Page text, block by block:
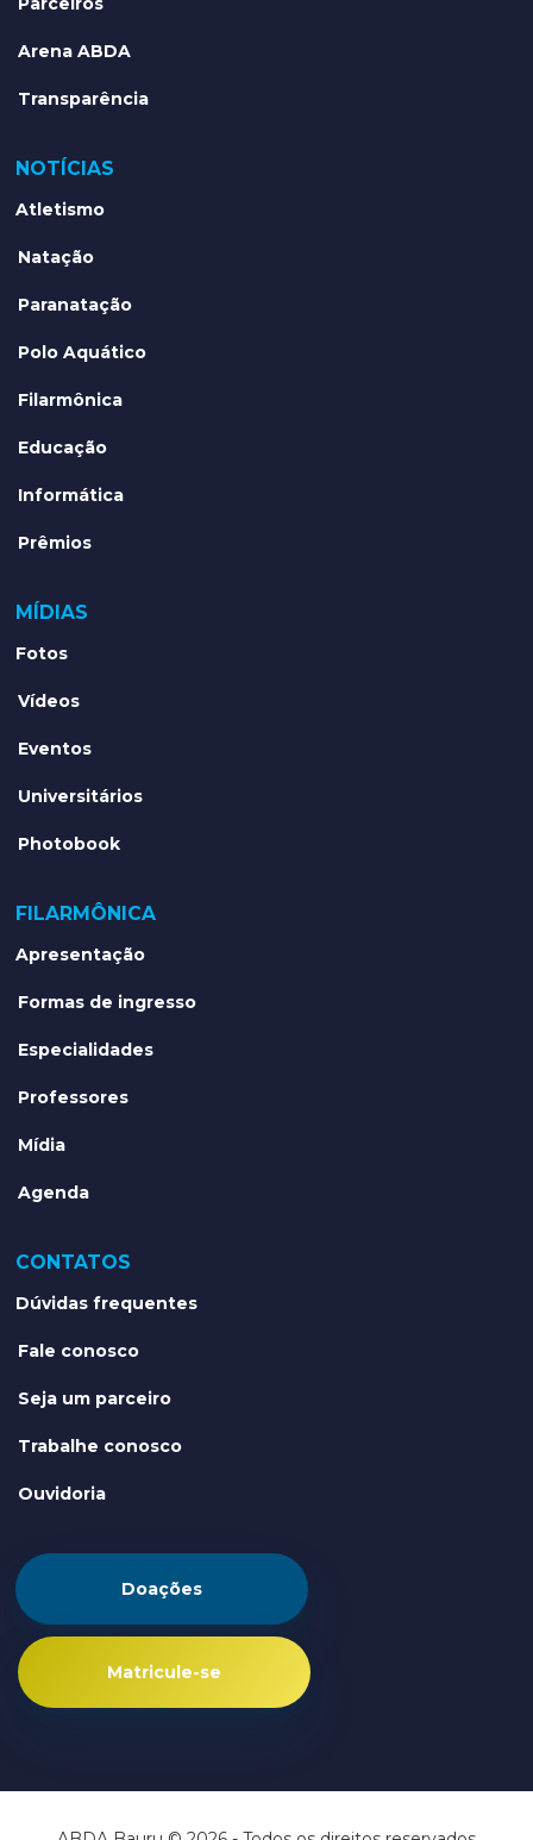
Arena ABDA
Transparência
NOTÍCIAS
Atletismo
Natação
Paranatação
Polo Aquático
Filarmônica
Educação
Informática
Prêmios
MÍDIAS
Fotos
Vídeos
Eventos
Universitários
Photobook
FILARMÔNICA
Apresentação
Formas de ingresso
Especialidades
Professores
Mídia
Agenda
CONTATOS
Dúvidas frequentes
Fale conosco
Seja um parceiro
Trabalhe conosco
Ouvidoria
Doações
Matricule-se